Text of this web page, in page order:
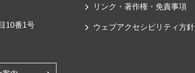
10番1号
リンク・著作権・免責事項
ウェブアクセシビリティ方針